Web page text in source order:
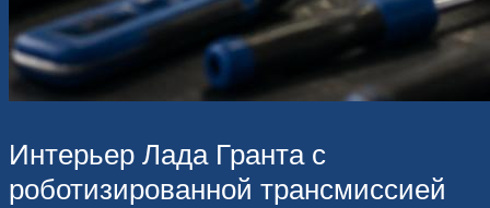
Интерьер Лада Гранта с
роботизированной трансмиссией